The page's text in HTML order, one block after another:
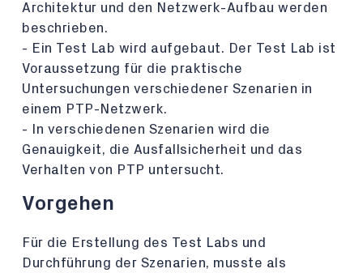
Architektur und den Netzwerk-Aufbau werden
beschrieben.
- Ein Test Lab wird aufgebaut. Der Test Lab ist
Voraussetzung für die praktische
Untersuchungen verschiedener Szenarien in
einem PTP-Netzwerk.
- In verschiedenen Szenarien wird die
Genauigkeit, die Ausfallsicherheit und das
Verhalten von PTP untersucht.
Vorgehen
Für die Erstellung des Test Labs und
Durchführung der Szenarien, musste als